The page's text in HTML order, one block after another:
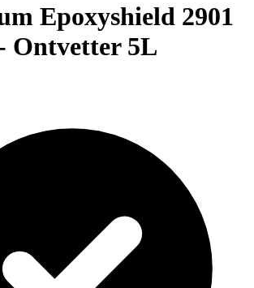
Epoxyshield 2901
Ontvetter 5L